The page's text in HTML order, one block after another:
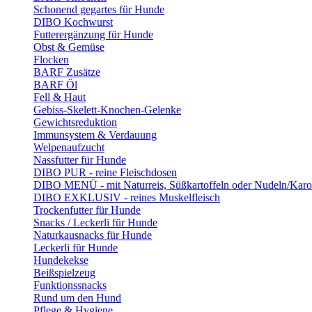
Schonend gegartes für Hunde
DIBO Kochwurst
Futterergänzung für Hunde
Obst & Gemüse
Flocken
BARF Zusätze
BARF Öl
Fell & Haut
Gebiss-Skelett-Knochen-Gelenke
Gewichtsreduktion
Immunsystem & Verdauung
Welpenaufzucht
Nassfutter für Hunde
DIBO PUR - reine Fleischdosen
DIBO MENÜ - mit Naturreis, Süßkartoffeln oder Nudeln/
DIBO EXKLUSIV - reines Muskelfleisch
Trockenfutter für Hunde
Snacks / Leckerli für Hunde
Naturkausnacks für Hunde
Leckerli für Hunde
Hundekekse
Beißspielzeug
Funktionssnacks
Rund um den Hund